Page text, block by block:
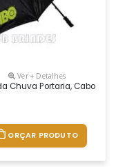
Liso, Cabo Curvo Em
Ver + Detalhes
Chuva Portaria, Cabo
ORÇAR PRODUTO